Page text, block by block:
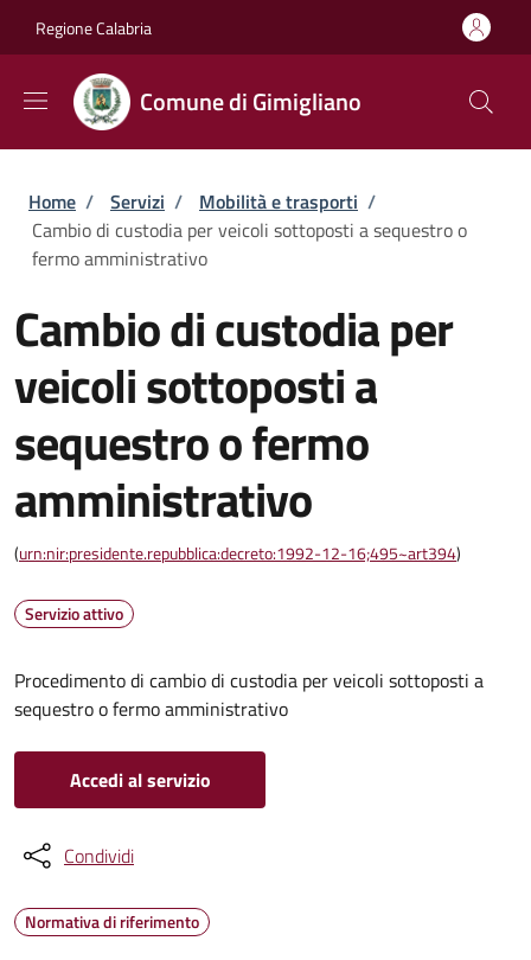
Regione Calabria
Comune di Gimigliano
Briciole di pane
Home / Servizi / Mobilità e trasporti /
Cambio di custodia per veicoli sottoposti a sequestro o
fermo amministrativo
Cambio di custodia per
veicoli sottoposti a
sequestro o fermo
amministrativo
(urn:nir:presidente.repubblica:decreto:1992-12-16;495~art394)
Servizio attivo
Procedimento di cambio di custodia per veicoli sottoposti a
sequestro o fermo amministrativo
Accedi al servizio
Condividi
Normativa di riferimento